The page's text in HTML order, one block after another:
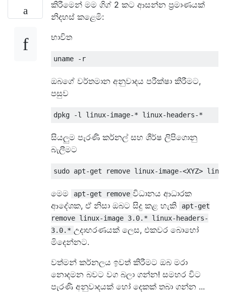
කිරීමෙන් මම ගිග් 2 කට ආසන්න ප්‍රමාණයක්
නිදහස් කළෙමි:
භාවිත
ඔබගේ වර්තමාන අනුවාදය පරීක්ෂා කිරීමට,
පසුව
සියලුම පැරණි කර්නල් සහ ශීර්ෂ ලිපිගොනු
බැලීමට
මෙම apt-get remove විධානය ආධාරක
ආදේශක, ඒ නිසා ඔබට සිදු කළ හැකි
apt-get
remove linux-image 3.0.* linux-headers-
3.0.* උදාහරණයක් ලෙස, එකවර බොහෝ
මිදෙන්නට.
වත්මන් කර්නලය ඉවත් කිරීමට ඔබ මරා
නොදමන බවට වග බලා ගන්න! සමහර විට
පැරණි අනුවාදයක් හෝ දෙකක් තබා ගන්න ...